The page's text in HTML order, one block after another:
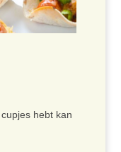
hebt kan